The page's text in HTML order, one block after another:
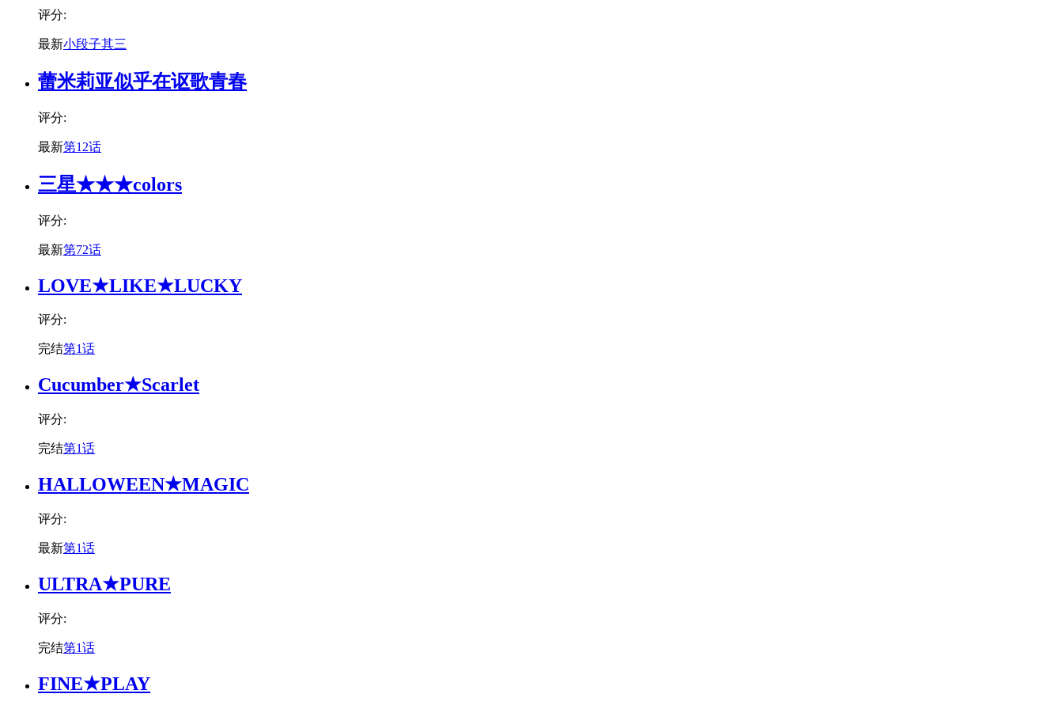
评分:
最新小段子其三
蕾米莉亚似乎在讴歌青春
评分:
最新第12话
三星★★★colors
评分:
最新第72话
LOVE★LIKE★LUCKY
评分:
完结第1话
Cucumber★Scarlet
评分:
完结第1话
HALLOWEEN★MAGIC
评分:
最新第1话
ULTRA★PURE
评分:
完结第1话
FINE★PLAY